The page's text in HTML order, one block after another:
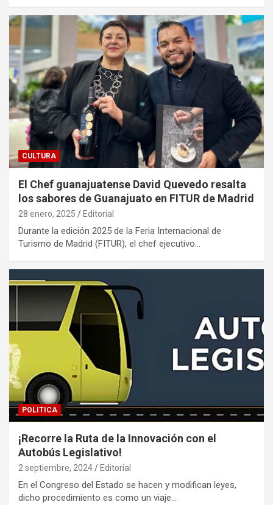
CULTURA
El Chef guanajuatense David Quevedo resalta
los sabores de Guanajuato en FITUR de Madrid
28 enero, 2025 Editorial
Durante la edición 2025 de la Feria Internacional de
Turismo de Madrid (FITUR), el chef ejecutivo…
POLITICA
¡Recorre la Ruta de la Innovación con el
Autobús Legislativo!
2 septiembre, 2024 Editorial
En el Congreso del Estado se hacen y modifican leyes,
dicho procedimiento es como un viaje…